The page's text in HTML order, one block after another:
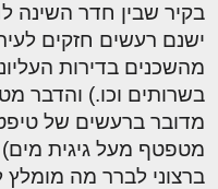
בקיר שבין חדר השינה
ישנם רעשים חזקים
מהשכנים בדירות
בשרותים וכו.) והדבר
מדובר ברעשים של
מטפטף מעל גיגית מים)
ברצוני לברר מה